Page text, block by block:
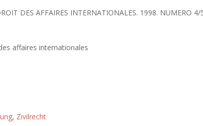
DES AFFAIRES INTERNATIONALES. 1998. NUMERO 4/
affaires internationales
, Zivilrecht